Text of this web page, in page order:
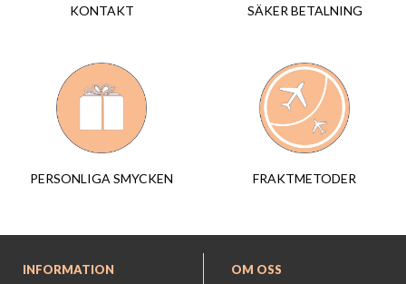
KONTAKT SÄKER BETALNING
PERSONLIGA SMYCKEN FRAKTMETODER
INFORMATION OM OSS